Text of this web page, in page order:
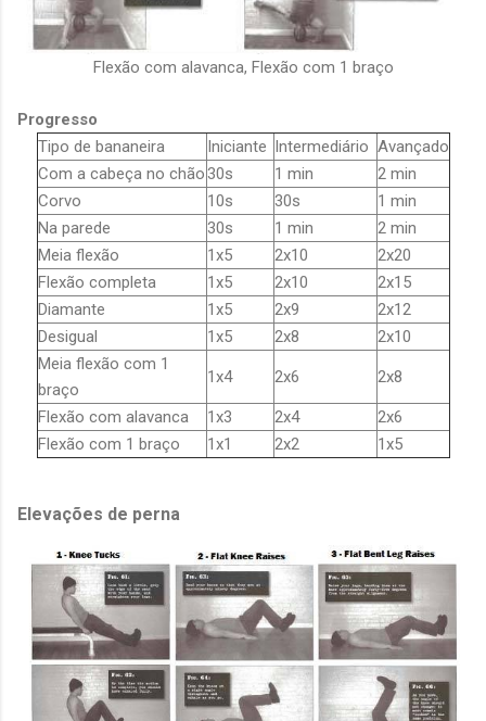
Flexão com alavanca, Flexão com 1 braço
Progresso
Tipo de bananeira
Iniciante Intermediário Avançado
Com a cabeça no chão30s 1 min
2 min
Corvo
10s 30s
1 min
Na parede
30s 1 min
2 min
Meia flexão
1x5 2x10
2x20
Flexão completa
1x5 2x10
2x15
Diamante
1x5 2x9
2x12
Desigual
1x5 2x8
2x10
Meia flexão com 1
braço
1x4 2x6 2x8
Flexão com alavanca 1x3 2x4
2x6
Flexão com 1 braço
1x1 2x2 1x5
Elevações de perna